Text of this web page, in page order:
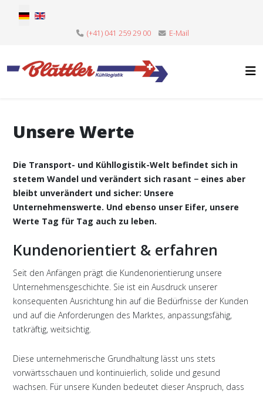
Sprache auswählen
(+41) 041 259 29 00 E-Mail
Unsere Werte
Die Transport- und Kühllogistik-Welt befindet sich in
stetem Wandel und verändert sich rasant − eines aber
bleibt unverändert und sicher: Unsere
Unternehmenswerte. Und ebenso unser Eifer, unsere
Werte Tag für Tag auch zu leben.
Kundenorientiert & erfahren
Seit den Anfängen prägt die Kundenorientierung unsere
Unternehmensgeschichte. Sie ist ein Ausdruck unserer
konsequenten Ausrichtung hin auf die Bedürfnisse der Kunden
und auf die Anforderungen des Marktes, anpassungsfähig,
tatkräftig, weitsichtig.
Diese unternehmerische Grundhaltung lässt uns stets
vorwärtsschauen und kontinuierlich, solide und gesund
wachsen. Für unsere Kunden bedeutet dieser Anspruch, dass